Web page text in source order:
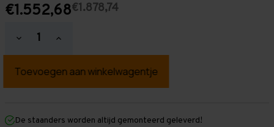
€1.552,68€1.878,74
Hoeveelheid
verlagen
Grootvakstelling
mm
mm
Hoeveelheid
verhogen
Grootvakstelling
mm
mm
De staanders worden altijd gemonteerd geleverd!